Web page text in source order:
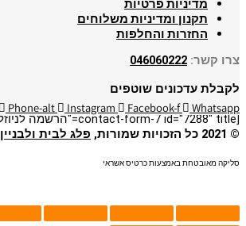
מדיניות פרטיות
תקנון ומדיניות משלוחים
החזרות והחלפות
צרו קשר: 046060222
לקבלת עדכונים שוטפים
[contact-form-7 id="7288" title="הרשמה לניוזלייטר"]
Phone-alt Instagram Facebook-f Whatsapp
© 2021 כל הזכויות שמורות, פלג לבית ולבניין
סליקה מאובטחת באמצעות כרטיס אשראי